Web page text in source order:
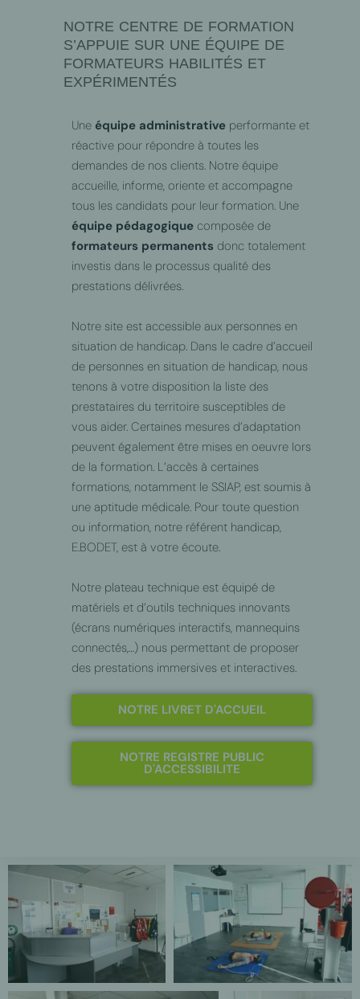
NOTRE CENTRE DE FORMATION
S’APPUIE SUR UNE ÉQUIPE DE
FORMATEURS HABILITÉS ET
EXPÉRIMENTÉS
Une équipe administrative performante et
réactive pour répondre à toutes les
demandes de nos clients. Notre équipe
accueille, informe, oriente et accompagne
tous les candidats pour leur formation. Une
équipe pédagogique composée de
formateurs permanents donc totalement
investis dans le processus qualité des
prestations délivrées.
Notre site est accessible aux personnes en
situation de handicap. Dans le cadre d’accueil
de personnes en situation de handicap, nous
tenons à votre disposition la liste des
prestataires du territoire susceptibles de
vous aider. Certaines mesures d’adaptation
peuvent également être mises en oeuvre lors
de la formation. L’accès à certaines
formations, notamment le SSIAP, est soumis à
une aptitude médicale. Pour toute question
ou information, notre référent handicap,
E.BODET, est à votre écoute.
Notre plateau technique est équipé de
matériels et d’outils techniques innovants
(écrans numériques interactifs, mannequins
connectés,…) nous permettant de proposer
des prestations immersives et interactives.
NOTRE LIVRET D'ACCUEIL
NOTRE REGISTRE PUBLIC
D'ACCESSIBILITE